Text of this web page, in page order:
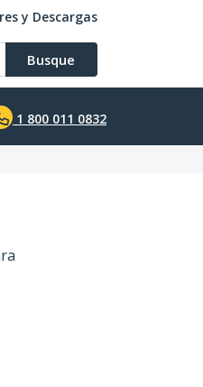
y Descargas
Busque
1 800 011 0832